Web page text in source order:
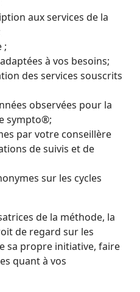
aux services de la
;
à vos besoins;
des services souscrits
observées pour la
sympto®;
par votre conseillère
de suivis et de
sur les cycles
de la méthode, la
de regard sur les
sa propre initiative, faire
quant à vos